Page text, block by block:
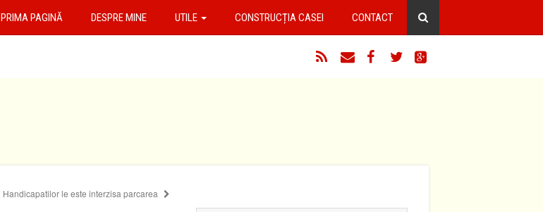
PRIMA PAGINĂ DESPRE MINE UTILE CONSTRUCȚIA CASEI CONTACT
Handicapatilor le este interzisa parcarea